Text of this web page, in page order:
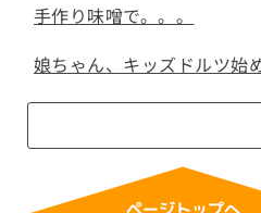
手作り味噌で。。。
娘ちゃん、キッズドルツ始